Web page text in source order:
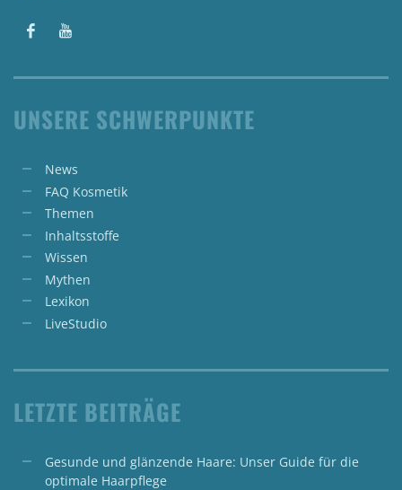
UNSERE SCHWERPUNKTE
News
FAQ Kosmetik
Themen
Inhaltsstoffe
Wissen
Mythen
Lexikon
LiveStudio
LETZTE BEITRÄGE
Gesunde und glänzende Haare: Unser Guide für die
optimale Haarpflege